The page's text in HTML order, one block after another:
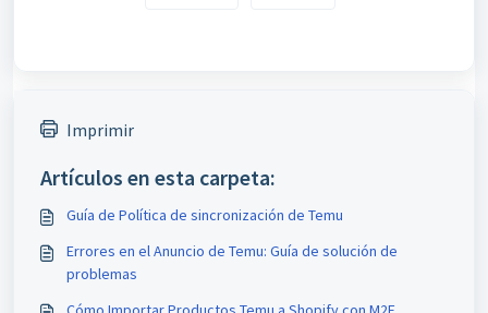
Imprimir
Artículos en esta carpeta:
Guía de Política de sincronización de Temu
Errores en el Anuncio de Temu: Guía de solución de
problemas